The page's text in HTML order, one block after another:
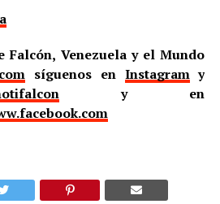
Falcón, Venezuela y el Mundo
síguenos en Instagramy
y en